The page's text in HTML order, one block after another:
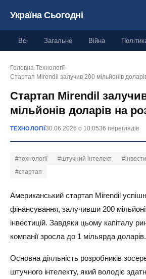
Україна Сьогодні
Всі Загальне Війна
Головна›Технології›
Стартап Mirendil залучив 200 мільйонів
Стартап Mirendil
мільйонів доларів на
ТЕХНОЛОГІЇ30.06.2026 о 10:0536 переглядів
#технології #штучний інтелект
#стартап
Американський стартап Mirendil
фінансування, залучивши 200
інвестицій. Завдяки цьому капіталу
компанії зросла до 1 мільярда доларів.
Основна діяльність розробників
штучного інтелекту, який володіє